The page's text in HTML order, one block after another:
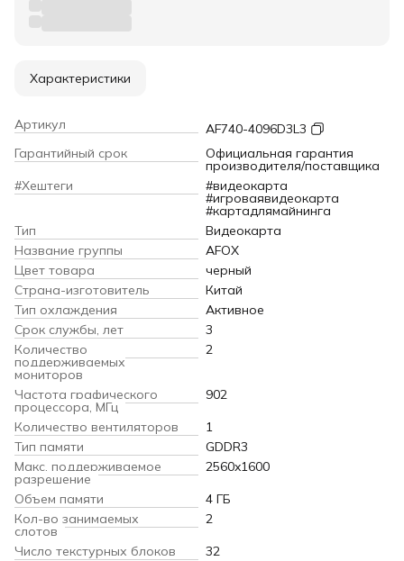
Характеристики
Артикул
AF740-4096D3L3
Гарантийный срок
Официальная гарантия
производителя/поставщика
#Хештеги
#видеокарта
#игроваявидеокарта
#картадлямайнинга
Тип
Видеокарта
Название группы
AFOX
Цвет товара
черный
Страна-изготовитель
Китай
Тип охлаждения
Активное
Срок службы, лет
3
Количество
поддерживаемых
мониторов
2
Частота графического
процессора, МГц
902
Количество вентиляторов
1
Тип памяти
GDDR3
Макс. поддерживаемое
разрешение
2560x1600
Объем памяти
4 ГБ
Кол-во занимаемых
слотов
2
Число текстурных блоков
32